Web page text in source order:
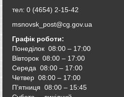
тел: 0 (4654) 2-15-42
msnovsk_post@cg.gov.ua
Графік роботи:
Понеділок 08:00 – 17:00
Вівторок 08:00 – 17:00
Середа 08:00 – 17:00
Четвер 08:00 – 17:00
П’ятниця 08:00 – 15:45